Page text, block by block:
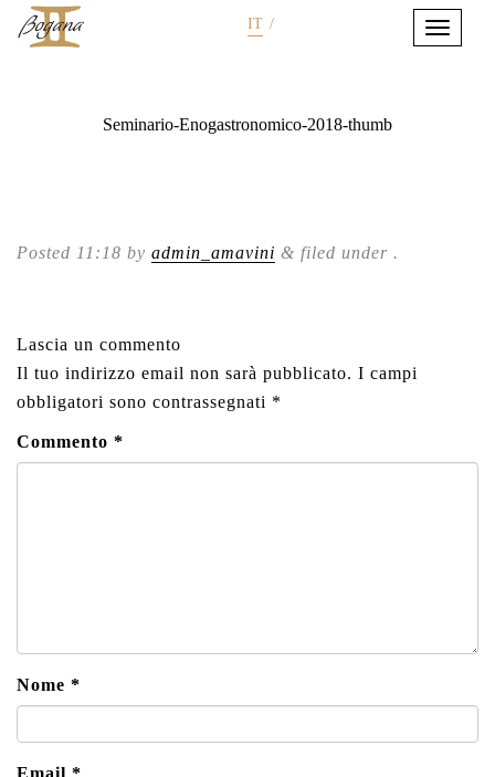
IT /
Seminario-Enogastronomico-2018-thumb
Posted 11:18 by admin_amavini & filed under .
Lascia un commento
Il tuo indirizzo email non sarà pubblicato. I campi
obbligatori sono contrassegnati *
Commento *
Nome *
Email *